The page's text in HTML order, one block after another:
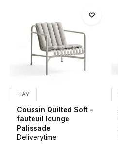
HAY
Coussin Quilted Soft –
fauteuil lounge
Palissade
Deliverytime